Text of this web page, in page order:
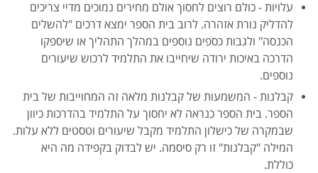
עלויות - כולם רוצים לחסוך אולם מחירים נמוכים מדיי צריכים
להדליק נורת אזהרה. לרוב בית הספר ימצא דרכים "להשלים
הכנסה" ולגבות כספים נוספים במהלך התהליך או שיספקו
הדרכה באיכות ירודה שיחייבו את התלמיד לרכוש שיעורים
נוספים.
קבלנות - המשמעות של קבלנות מלאה זה המחוייבות של בית
הספר. בית הספר כנראה לא יחסוך על התלמיד בהדרכות כיוון
שבמקרה של כישלון התלמיד מקבל שיעורים וטסטים ללא עלות.
המילה "קבלנות" זו רק סיסמה. יש לבדוק בקפידה מה היא
כוללת.